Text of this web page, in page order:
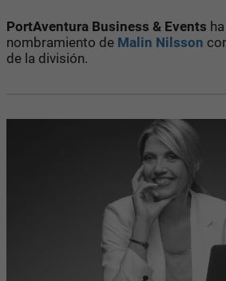
PortAventura Business & Events
nombramiento de Malin Nilsson
de la división.